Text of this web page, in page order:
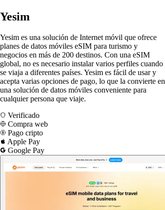
Yesim
Yesim es una solución de Internet móvil que ofrece
planes de datos móviles eSIM para turismo y
negocios en más de 200 destinos. Con una eSIM
global, no es necesario instalar varios perfiles cuando
se viaja a diferentes países. Yesim es fácil de usar y
acepta varias opciones de pago, lo que la convierte en
una solución de datos móviles conveniente para
cualquier persona que viaje.
Verificado
Compra web
Pago cripto
Apple Pay
Google Pay